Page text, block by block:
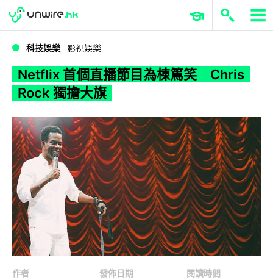
WWDC 2026 ERP 與商業 AI
科技娛樂 影視娛樂
Netflix 首個直播節目為棟篤笑 Chris
Rock 獨擔大旗
作者
發佈日期
閱讀時間